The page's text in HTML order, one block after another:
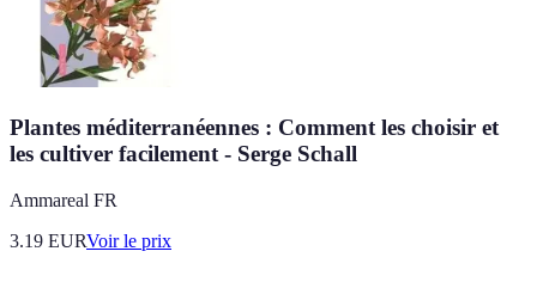
Plantes méditerranéennes : Comment les choisir et
les cultiver facilement - Serge Schall
Ammareal FR
3.19 EURVoir le prix